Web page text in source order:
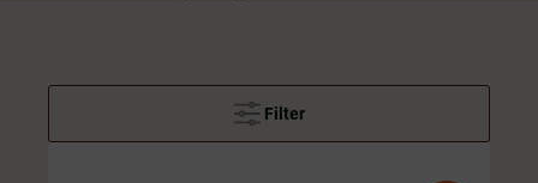
Filter